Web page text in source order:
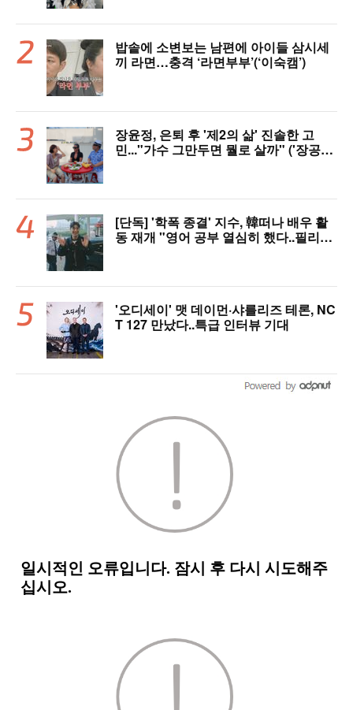
밥솥에 소변보는 남편에 아이들 삼시세
끼 라면…충격 ‘라면부부’(‘이숙캠’)
장윤정, 은퇴 후 '제2의 삶' 진솔한 고
민..."가수 그만두면 뭘로 살까" ('장공장
[단독] '학폭 종결' 지수, 韓떠나 배우 활
동 재개 "영어 공부 열심히 했다..필리핀
'오디세이' 맷 데이먼·샤를리즈 테론, NC
T 127 만났다..특급 인터뷰 기대